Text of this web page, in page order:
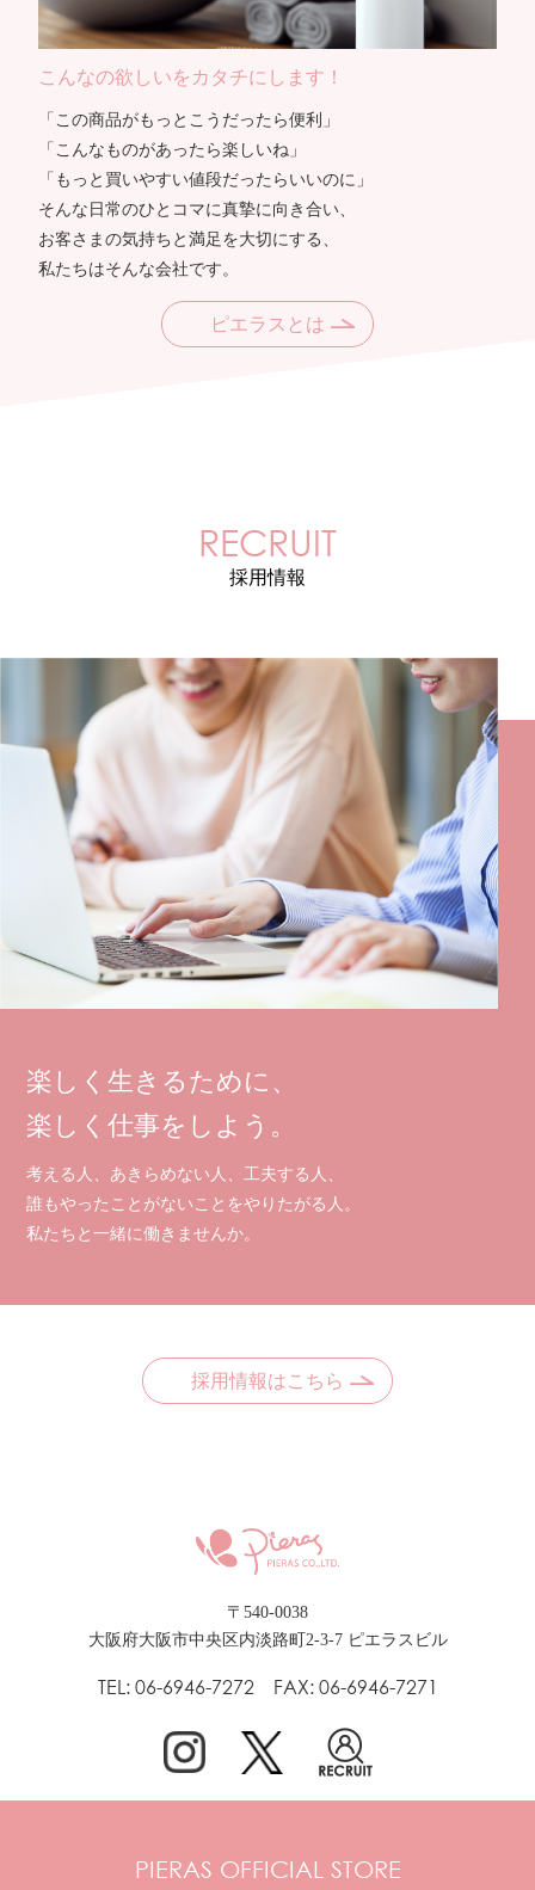
こんなの欲しいをカタチにします！
「この商品がもっとこうだったら便利」
「こんなものがあったら楽しいね」
「もっと買いやすい値段だったらいいのに」
そんな日常のひとコマに真摯に向き合い、
お客さまの気持ちと満足を大切にする、
私たちはそんな会社です。
ピエラスとは
RECRUIT
採用情報
楽しく生きるために、
楽しく仕事をしよう。
考える人、あきらめない人、工夫する人、
誰もやったことがないことをやりたがる人。
私たちと一緒に働きませんか。
採用情報はこちら
〒540-0038
大阪府大阪市中央区内淡路町2-3-7 ピエラスビル
TEL: 06-6946-7272 FAX: 06-6946-7271
PIERAS OFFICIAL STORE